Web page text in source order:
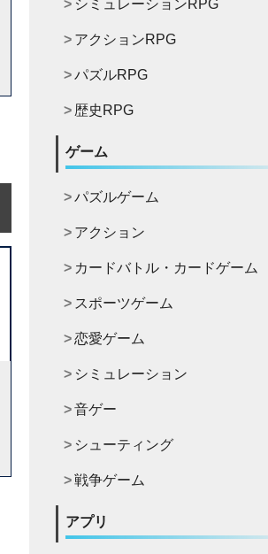
シミュレーションRPG
アクションRPG
パズルRPG
歴史RPG
ゲーム
パズルゲーム
アクション
カードバトル・カードゲーム
スポーツゲーム
恋愛ゲーム
シミュレーション
音ゲー
シューティング
戦争ゲーム
アプリ